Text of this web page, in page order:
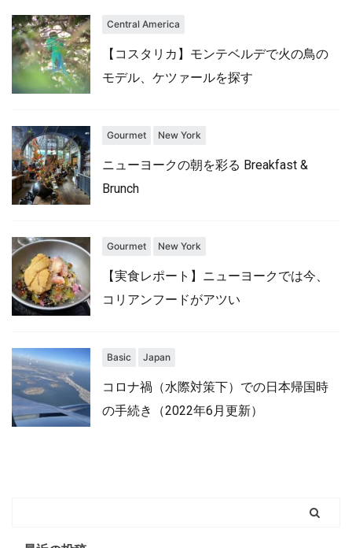
Central America
【コスタリカ】モンテベルデで火の鳥の
モデル、ケツァールを探す
Gourmet New York
ニューヨークの朝を彩る Breakfast &
Brunch
Gourmet New York
【実食レポート】ニューヨークでは今、
コリアンフードがアツい
Basic Japan
コロナ禍（水際対策下）での日本帰国時
の手続き（2022年6月更新）